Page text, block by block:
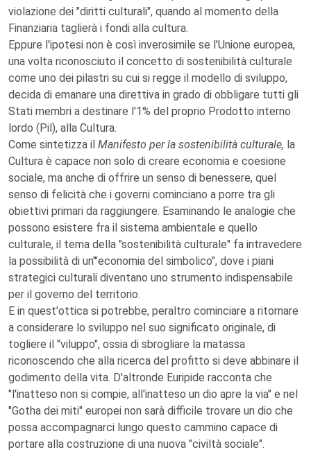
violazione dei "diritti culturali", quando al momento della
Finanziaria taglierà i fondi alla cultura.
Eppure l'ipotesi non è così inverosimile se l'Unione europea,
una volta riconosciuto il concetto di sostenibilità culturale
come uno dei pilastri su cui si regge il modello di sviluppo,
decida di emanare una direttiva in grado di obbligare tutti gli
Stati membri a destinare l'1% del proprio Prodotto interno
lordo (Pil), alla Cultura.
Come sintetizza il Manifesto per la sostenibilità culturale, la
Cultura è capace non solo di creare economia e coesione
sociale, ma anche di offrire un senso di benessere, quel
senso di felicità che i governi cominciano a porre tra gli
obiettivi primari da raggiungere. Esaminando le analogie che
possono esistere fra il sistema ambientale e quello
culturale, il tema della "sostenibilità culturale" fa intravedere
la possibilità di un'"economia del simbolico", dove i piani
strategici culturali diventano uno strumento indispensabile
per il governo del territorio.
E in quest'ottica si potrebbe, peraltro cominciare a ritornare
a considerare lo sviluppo nel suo significato originale, di
togliere il "viluppo", ossia di sbrogliare la matassa
riconoscendo che alla ricerca del profitto si deve abbinare il
godimento della vita. D'altronde Euripide racconta che
"l'inatteso non si compie, all'inatteso un dio apre la via" e nel
"Gotha dei miti" europei non sarà difficile trovare un dio che
possa accompagnarci lungo questo cammino capace di
portare alla costruzione di una nuova "civiltà sociale".